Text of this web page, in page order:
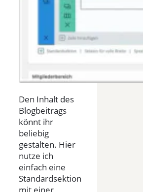
Den Inhalt des
Blogbeitrags
könnt ihr
beliebig
gestalten. Hier
nutze ich
einfach eine
Standardsektion